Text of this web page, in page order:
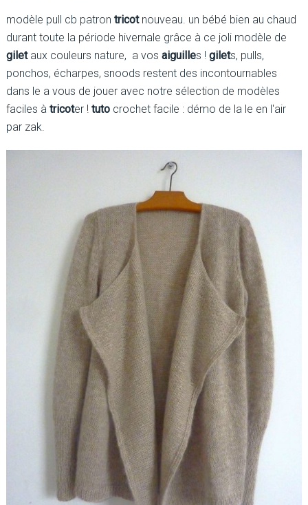
modèle pull cb patron tricotnouveau. un bébé bien au chaud
durant toute la période hivernale grâce à ce joli modèle de
giletaux couleurs nature, a vos aiguilles ! gilets, pulls,
ponchos, écharpes, snoods restent des incontournables
dans le a vous de jouer avec notre sélection de modèles
faciles à tricoter ! tutocrochet facile : démo de la le en l'air
par zak.